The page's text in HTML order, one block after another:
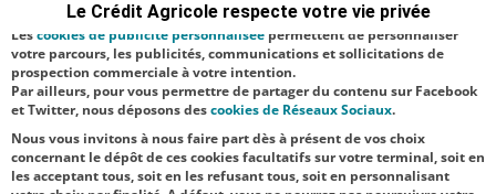
Aucune catégorie
Financement
NOS
ACTUALITÉS
TOUTES NOS ACTUALITÉS
Le Crédit Agricole respecte votre vie privée
satisfaction facultatifs.
Lescookies de publicité personnalisée permettent de personnaliser
votre parcours, les publicités, communications et sollicitations de
prospection commerciale à votre intention.
Par ailleurs, pour vous permettre de partager du contenu sur Facebook
et Twitter, nous déposons descookies de Réseaux Sociaux.
Nous vous invitons à nous faire part dès à présent de vos choix
concernant le dépôt de ces cookies facultatifs sur votre terminal, soit en
les acceptant tous, soit en les refusant tous, soit en personnalisant